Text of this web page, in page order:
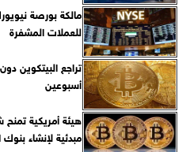
مالكة بورصة
للعملات المشفرة
أسبوعين
هيئة أمريكية
مبدئية لإنشاء بنوك